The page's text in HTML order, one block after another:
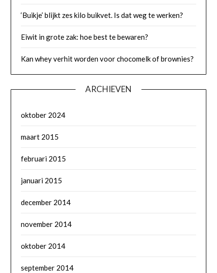
‘Buikje’ blijkt zes kilo buikvet. Is dat weg te werken?
Eiwit in grote zak: hoe best te bewaren?
Kan whey verhit worden voor chocomelk of brownies?
ARCHIEVEN
oktober 2024
maart 2015
februari 2015
januari 2015
december 2014
november 2014
oktober 2014
september 2014